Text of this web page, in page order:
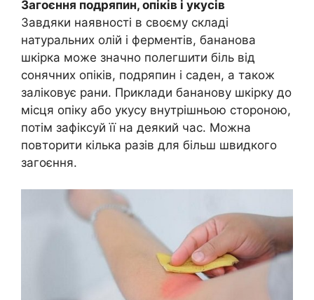
Загоєння подряпин, опіків і укусів
Завдяки наявності в своєму складі
натуральних олій і ферментів, бананова
шкірка може значно полегшити біль від
сонячних опіків, подряпин і саден, а також
заліковує рани. Приклади бананову шкірку до
місця опіку або укусу внутрішньою стороною,
потім зафіксуй її на деякий час. Можна
повторити кілька разів для більш швидкого
загоєння.